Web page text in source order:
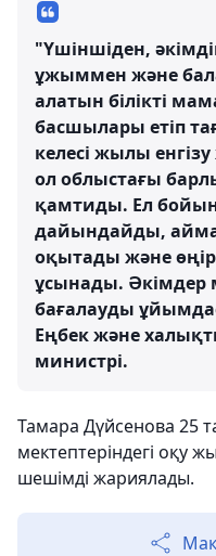
"Үшіншіден,
ұжыммен және
алатын білікті
басшылары етіп
келесі жылы
ол облыстағы
қамтиды. Ел
дайындайды,
оқытады және
ұсынады. Әкімдер
бағалауды
Еңбек және
министрі.
Тамара Дүйсенова 25
мектептеріндегі оқу
шешімді жариялады.